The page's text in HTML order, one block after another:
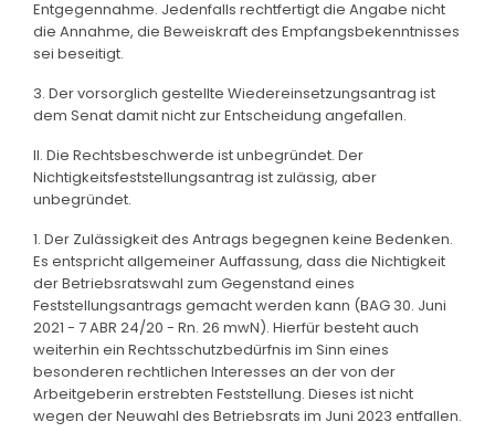
Entgegennahme. Jedenfalls rechtfertigt die Angabe nicht
die Annahme, die Beweiskraft des Empfangsbekenntnisses
sei beseitigt.
3. Der vorsorglich gestellte Wiedereinsetzungsantrag ist
dem Senat damit nicht zur Entscheidung angefallen.
II. Die Rechtsbeschwerde ist unbegründet. Der
Nichtigkeitsfeststellungsantrag ist zulässig, aber
unbegründet.
1. Der Zulässigkeit des Antrags begegnen keine Bedenken.
Es entspricht allgemeiner Auffassung, dass die Nichtigkeit
der Betriebsratswahl zum Gegenstand eines
Feststellungsantrags gemacht werden kann (BAG 30. Juni
2021 - 7 ABR 24/20 - Rn. 26 mwN). Hierfür besteht auch
weiterhin ein Rechtsschutzbedürfnis im Sinn eines
besonderen rechtlichen Interesses an der von der
Arbeitgeberin erstrebten Feststellung. Dieses ist nicht
wegen der Neuwahl des Betriebsrats im Juni 2023 entfallen.